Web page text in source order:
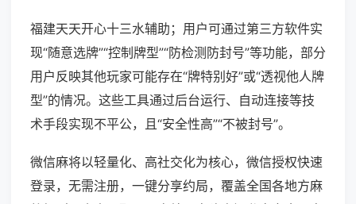
福建天天开心十三水辅助；用户可通过第三方软件实
现“随意选牌”“控制牌型”“防检测防封号”等功能，部分
用户反映其他玩家可能存在“牌特别好”或“透视他人牌
型”的情况。这些工具通过后台运行、自动连接等技
术手段实现不平公，且“安全性高”“不被封号”。
微信麻将以轻量化、高社交化为核心，微信授权快速
登录，无需注册，一键分享约局，覆盖全国各地方麻